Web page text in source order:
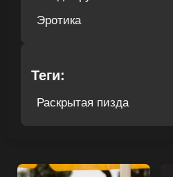
Эротика
Теги:
Раскрытая пизда